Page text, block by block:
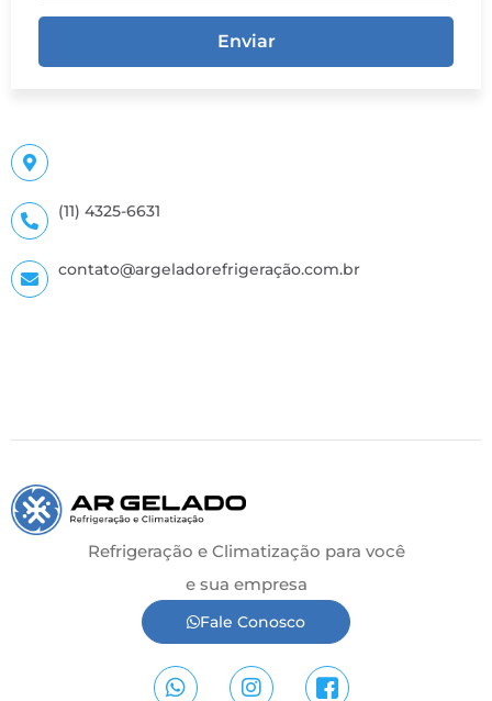
Enviar
(11) 4325-6631
contato@argeladorefrigeração.com.br
Refrigeração e Climatização para você
e sua empresa
Fale Conosco